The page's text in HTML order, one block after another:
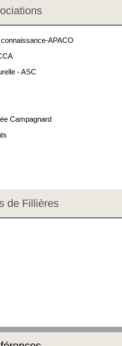
APACO
- ASC
Campagnard
de Fillières